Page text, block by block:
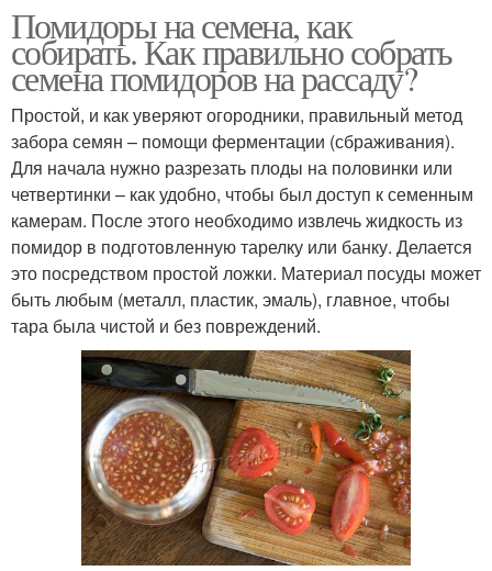
Помидоры на семена, как
собирать. Как правильно собрать
семена помидоров на рассаду?
Простой, и как уверяют огородники, правильный метод
забора семян – помощи ферментации (сбраживания).
Для начала нужно разрезать плоды на половинки или
четвертинки – как удобно, чтобы был доступ к семенным
камерам. После этого необходимо извлечь жидкость из
помидор в подготовленную тарелку или банку. Делается
это посредством простой ложки. Материал посуды может
быть любым (металл, пластик, эмаль), главное, чтобы
тара была чистой и без повреждений.